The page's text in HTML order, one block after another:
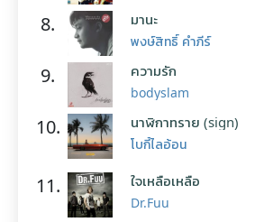
8. มานะ
พงษ์สิทธิ์ คำภีร์
9. ความรัก
bodyslam
10. นาฬิกาทราย (sign)
โบกี้ไลอ้อน
11. ใจเหลือเหลือ
Dr.Fuu